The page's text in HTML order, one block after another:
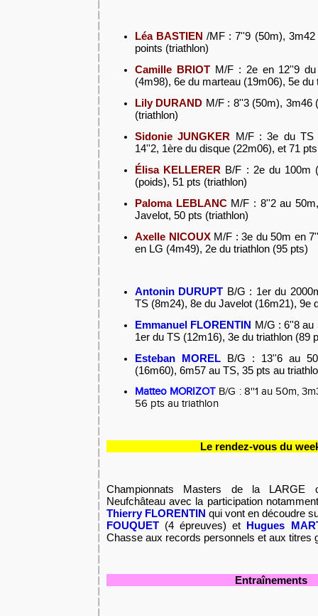
Léa BASTIEN /MF : 7''9 (50m),
points (triathlon)
Camille BRIOTM/F : 2e en 12''9 du
(4m98), 6e du marteau (19m06), 5e du
Lily DURAND M/F : 8''3 (50m), 3m46
(triathlon)
Sidonie JUNGKER M/F : 3e du TS
14''2, 1ère du disque (22m06), et 71
Élisa KELLERER B/F : 2e du 100m
(poids), 51 pts (triathlon)
Paloma LEBLANCM/F : 8''2 au
Javelot, 50 pts (triathlon)
Axelle NICOUXM/F : 3e du 50m en
en LG (4m49), 2e du triathlon (95 pts)
Antonin DURUPT B/G : 1er du
TS (8m24), 8e du Javelot (16m21), 9e
Emmanuel FLORENTIN M/G : 6''8 au
1er du TS (12m16), 3e du triathlon (89
Esteban MOREL B/G : 13''6 au
(16m60), 6m57 au TS, 35 pts au
Matteo MORIZOT B/G : 8''1 au 50m,
56 pts au triathlon
Le rendez-vous du
Championnats Masters de la
Neufchâteau avec la participation
Thierry FLORENTIN qui vont en découdre
FOUQUET (4 épreuves) et Hugues
Chasse aux records personnels et aux titres
Entraînements